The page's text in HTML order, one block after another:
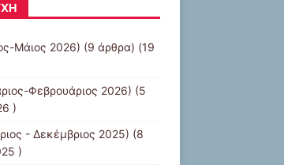
Μάιος 2026) (9 άρθρα) (19
Φεβρουάριος 2026) (5
)
- Δεκέμβριος 2025) (8
)